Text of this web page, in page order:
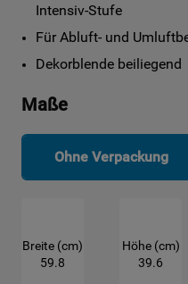
Intensiv-Stufe
Für Abluft- und
Dekorblende beiliegend
Maße
Ohne Verpackung
Breite (cm)
59.8
Höhe (cm)
39.6